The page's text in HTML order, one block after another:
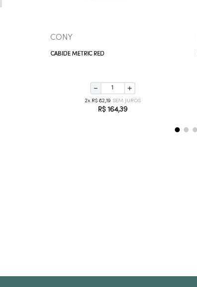
CONY
CABIDE METRIC RED
＋
－
2 R$ 82,19
R$ 164,39